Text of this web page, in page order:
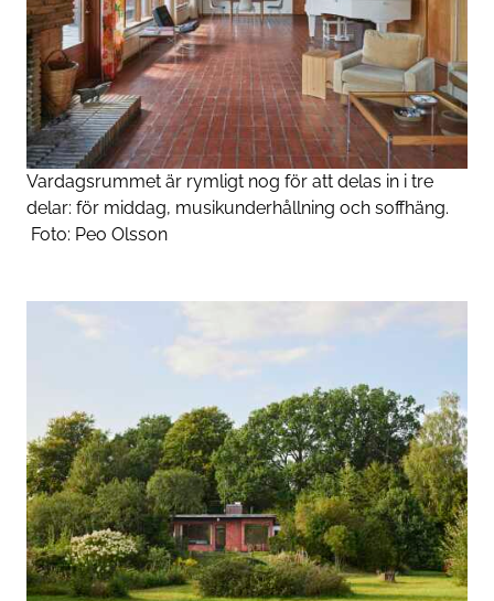
Vardagsrummet är rymligt nog för att delas in i tre
delar: för middag, musikunderhållning och soffhäng.
Foto: Peo Olsson